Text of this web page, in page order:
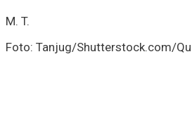
M. T.
Foto: Tanjug/Shutterstock.com/